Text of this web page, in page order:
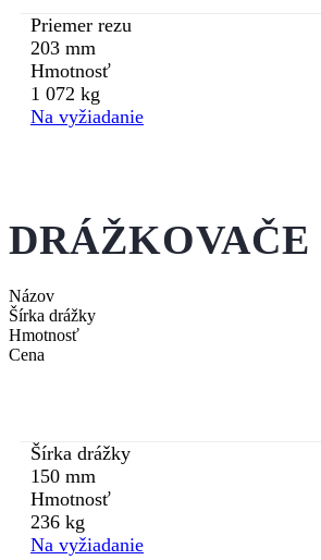
Priemer rezu
203 mm
Hmotnosť
1 072 kg
Na vyžiadanie
DRÁŽKOVAČE
Názov
Šírka drážky
Hmotnosť
Cena
Šírka drážky
150 mm
Hmotnosť
236 kg
Na vyžiadanie